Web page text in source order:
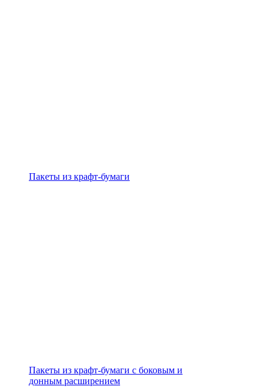
Пакеты из крафт-бумаги
Пакеты из крафт-бумаги с боковым и
донным расширением